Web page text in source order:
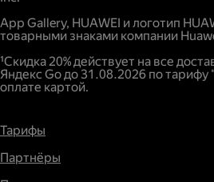
App Gallery, HUAWEI и логотип
товарными знаками компании
¹Скидка 20% действует на все
Яндекс Go до 31.08.2026 по
оплате картой.
Тарифы
Партнёры